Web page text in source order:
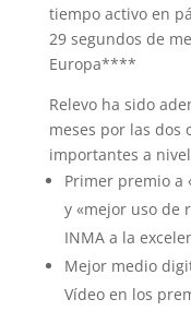
tiempo activo en
29 segundos de
Europa****
Relevo ha sido
meses por las dos
importantes a
Primer premio a
y «mejor uso de
INMA a la
Mejor medio
Vídeo en los